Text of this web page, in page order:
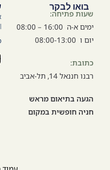
בואו לבקר
שעות פתיחה:
ימים א-ה 16:00 – 08:00
יום ו 08:00-13:00
כתובת:
רבנו חננאל 14, תל-אביב
הגעה בתיאום מראש
חניה חופשית במקום